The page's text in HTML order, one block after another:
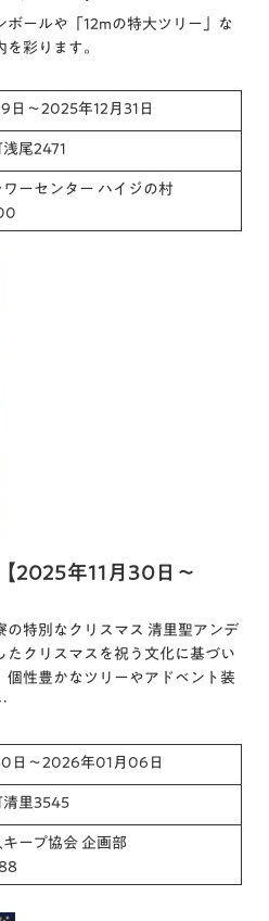
ボールや「12mの特大ツリー」な
彩ります。
日～2025年12月31日
尾2471
ーセンター ハイジの村
2025年11月30日～
の特別なクリスマス 清里聖アンデ
たクリスマスを祝う文化に基づい
個性豊かなツリーやアドベント装
日～2026年01月06日
清里3545
ープ協会 企画部